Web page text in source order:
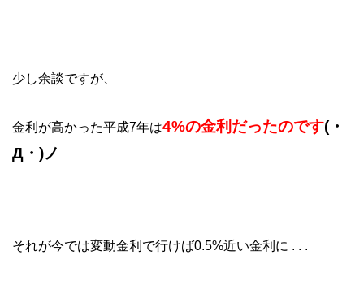
少し余談ですが、
金利が高かった平成7年は4%の金利だったのです(・
Д・)ノ
それが今では変動金利で行けば0.5%近い金利に . . .